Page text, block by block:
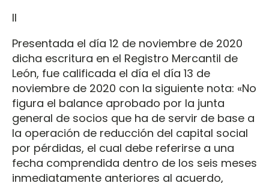
II
Presentada el día 12 de noviembre de 2020
dicha escritura en el Registro Mercantil de
León, fue calificada el día el día 13 de
noviembre de 2020 con la siguiente nota: «No
figura el balance aprobado por la junta
general de socios que ha de servir de base a
la operación de reducción del capital social
por pérdidas, el cual debe referirse a una
fecha comprendida dentro de los seis meses
inmediatamente anteriores al acuerdo,